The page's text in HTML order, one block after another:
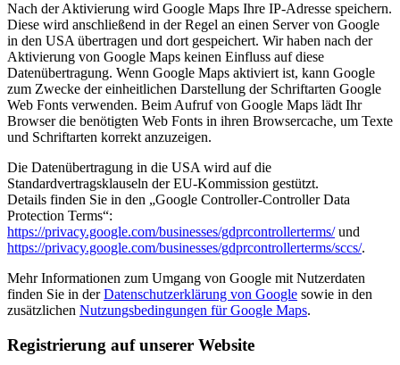
Nach der Aktivierung wird Google Maps Ihre IP-Adresse speichern.
Diese wird anschließend in der Regel an einen Server von Google
in den USA übertragen und dort gespeichert. Wir haben nach der
Aktivierung von Google Maps keinen Einfluss auf diese
Datenübertragung. Wenn Google Maps aktiviert ist, kann Google
zum Zwecke der einheitlichen Darstellung der Schriftarten Google
Web Fonts verwenden. Beim Aufruf von Google Maps lädt Ihr
Browser die benötigten Web Fonts in ihren Browsercache, um Texte
und Schriftarten korrekt anzuzeigen.
Die Datenübertragung in die USA wird auf die
Standardvertragsklauseln der EU-Kommission gestützt.
Details finden Sie in den „Google Controller-Controller Data
Protection Terms“:
https://privacy.google.com/businesses/gdprcontrollerterms/und
https://privacy.google.com/businesses/gdprcontrollerterms/sccs/.
Mehr Informationen zum Umgang von Google mit Nutzerdaten
finden Sie in derDatenschutzerklärung von Google sowie in den
zusätzlichen Nutzungsbedingungen für Google Maps.
Registrierung auf unserer Website